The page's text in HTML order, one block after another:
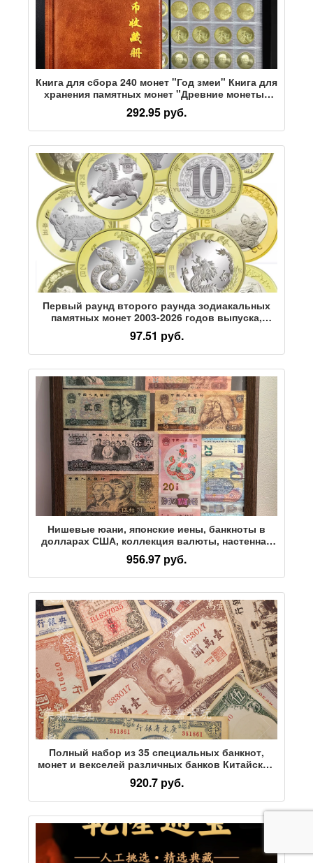
Книга для сбора 240 монет "Год змеи" Книга для
хранения памятных монет "Древние монеты"
Книга для защиты медных монет Артефакт для
хранения медных пластин
292.95 руб.
Первый раунд второго раунда зодиакальных
памятных монет 2003-2026 годов выпуска,
китайские новогодние монеты с изображением
овцы, тигра, дракона, змеи и лошади по
желанию
97.51 руб.
Нишевые юани, японские иены, банкноты в
долларах США, коллекция валюты, настенная
рамка для монет, памятные подарки,
коллекционные монеты для путешествий
956.97 руб.
Полный набор из 35 специальных банкнот,
монет и векселей различных банков Китайской
Республики представлен случайным образом,
не повторяется, а памятные украшения не
выбираются.
920.7 руб.